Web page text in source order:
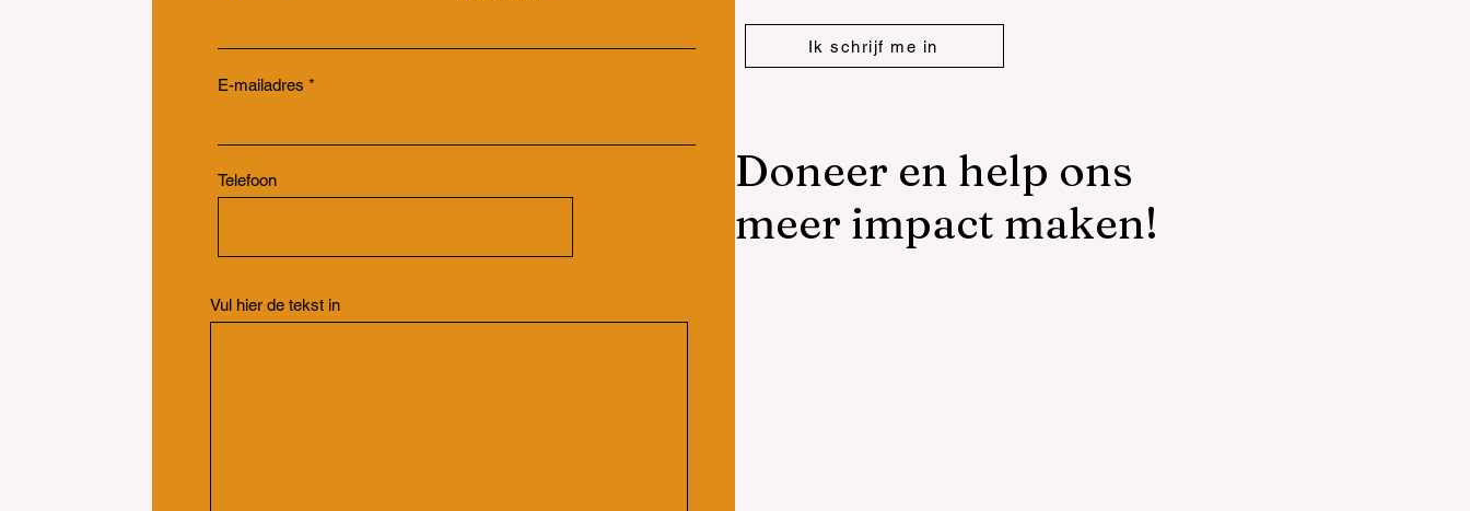
Ik schrijf me in
Doneer en help ons
meer impact maken!
E-mailadres
Telefoon
Vul hier de tekst in